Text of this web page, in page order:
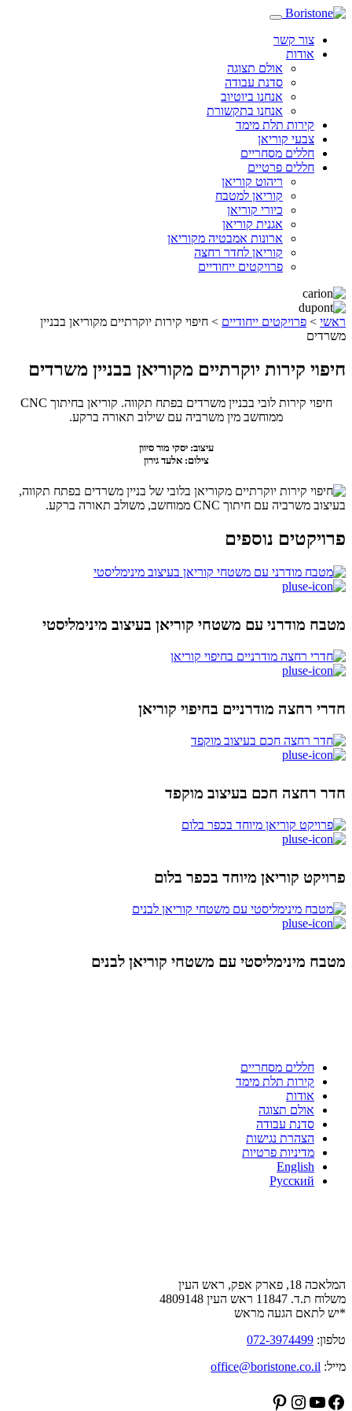
צור קשר
אודות
אולם תצוגה
סדנת עבודה
אנחנו ביוטיוב
אנחנו בתקשורת
קירות תלת מימד
צבעי קוריאן
חללים מסחריים
חללים פרטיים
ריהוט קוריאן
קוריאן למטבח
כיורי קוריאן
אגנית קוריאן
ארונות אמבטיה מקוריאן
קוריאן לחדר רחצה
פרויקטים ייחודיים
ראשי > פרויקטים ייחודיים > חיפוי קירות יוקרתיים מקוריאן בבניין
משרדים
חיפוי קירות יוקרתיים מקוריאן בבניין משרדים
חיפוי קירות לובי בבניין משרדים בפתח תקווה. קוריאן בחיתוך CNC
ממוחשב מין משרביה עם שילוב תאורה ברקע.
עיצוב: יסקי מור סיוון
צילום: אלעד גירון
פרויקטים נוספים
מטבח מודרני עם משטחי קוריאן בעיצוב מינימליסטי
חדרי רחצה מודרניים בחיפוי קוריאן
חדר רחצה חכם בעיצוב מוקפד
פרויקט קוריאן מיוחד בכפר בלום
מטבח מינימליסטי עם משטחי קוריאן לבנים
חללים מסחריים
קירות תלת מימד
אודות
אולם תצוגה
סדנת עבודה
הצהרת נגישות
מדיניות פרטיות
English
Русский
המלאכה 18, פארק אפק, ראש העין
משלוח ת.ד. 11847 ראש העין 4809148
*יש לתאם הגעה מראש
טלפון: 072-3974499
מייל: office@boristone.co.il
Facebook
YouTube
Instagram
Pinterest